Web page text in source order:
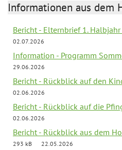
Informationen aus dem
Bericht - Elternbrief 1.
02.07.2026
Information - Programm
29.06.2026
Bericht - Rückblick auf den
02.06.2026
Bericht - Rückblick auf die
02.06.2026
Bericht - Rückblick aus dem
293 kB
22.05.2026